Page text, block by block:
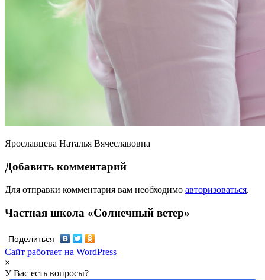
Ярославцева Наталья Вячеславовна
Добавить комментарий
Для отправки комментария вам необходимо авторизоваться.
Частная школа «Солнечный ветер»
Поделиться
Сайт работает на WordPress
×
У Вас есть вопросы?